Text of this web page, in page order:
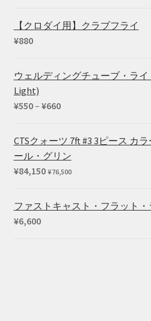
【クロダイ用】クラブフライ
¥880
ウェルディングチューブ・ライ
Light)
¥550– ¥660価
帯:
¥550
CTSクォーツ 7ft #3 3ピース カ
ール・グリン
¥84,150 ¥76,500
ファストキャスト・フラット
¥6,600